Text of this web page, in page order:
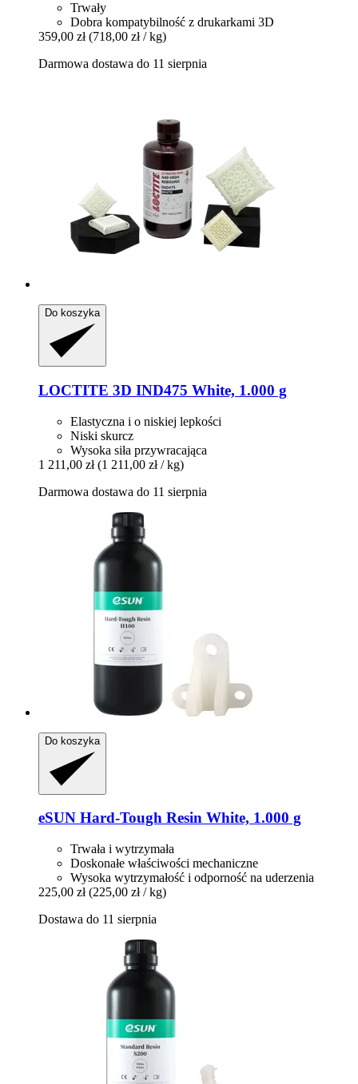
Trwały
Dobra kompatybilność z drukarkami 3D
359,00 zł (718,00 zł / kg)
Darmowa dostawa do 11 sierpnia
Do koszyka
LOCTITE 3D IND475 White, 1.000 g
Elastyczna i o niskiej lepkości
Niski skurcz
Wysoka siła przywracająca
1 211,00 zł (1 211,00 zł / kg)
Darmowa dostawa do 11 sierpnia
Do koszyka
eSUN Hard-​Tough Resin White, 1.000 g
Trwała i wytrzymała
Doskonałe właściwości mechaniczne
Wysoka wytrzymałość i odporność na uderzenia
225,00 zł (225,00 zł / kg)
Dostawa do 11 sierpnia